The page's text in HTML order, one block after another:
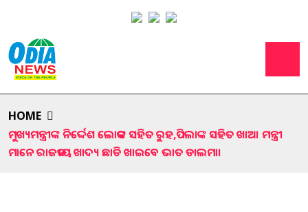
HOME
ମୁଖ୍ୟମନ୍ତ୍ରୀଙ୍କ ନିର୍ଦ୍ଦେଶ ଲୋକଙ୍କ ସହିତ ରୁହ,ପିଲାଙ୍କ ସହିତ ଖାଅ। ମନ୍ତ୍ରୀ
ମାନେ ରାଜକୀୟ ଖାଦ୍ୟ ଛାଡି ଖାଇବେ ଭାତ ଡାଲମା।